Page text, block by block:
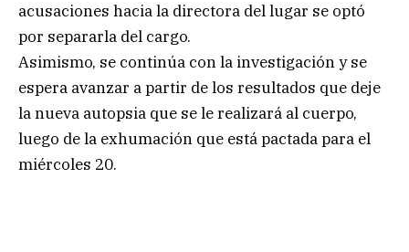
acusaciones hacia la directora del lugar se optó
por separarla del cargo.
Asimismo, se continúa con la investigación y se
espera avanzar a partir de los resultados que deje
la nueva autopsia que se le realizará al cuerpo,
luego de la exhumación que está pactada para el
miércoles 20.